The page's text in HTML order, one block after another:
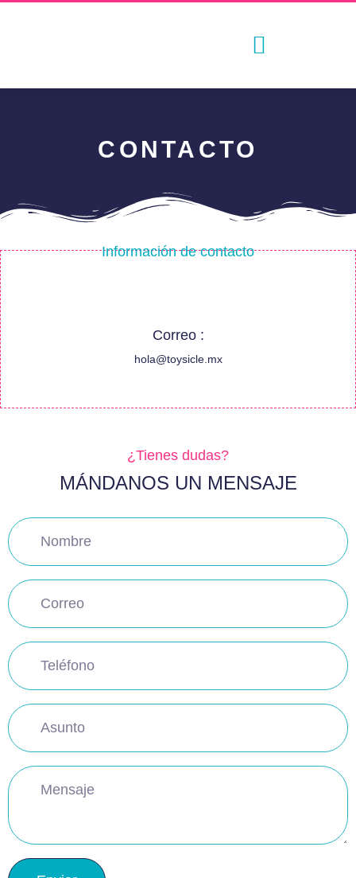
CONTACTO
Información de contacto
Correo :
hola@toysicle.mx
¿Tienes dudas?
MÁNDANOS UN MENSAJE